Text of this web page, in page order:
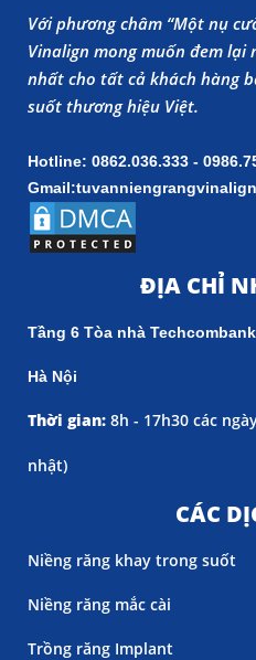
Với phương châm “Một nụ
Vinalign mong muốn đem
nhất cho tất cả khách hàng
suốt thương hiệu Việt.
Hotline: 0862.036.333 -
ĐỊA CHỈ
Tầng 6 Tòa nhà
Hà Nội
Thời gian: 8h - 17h30 các
nhật)
CÁC
Niềng răng khay trong suốt
Niềng răng mắc cài
Trồng răng Implant